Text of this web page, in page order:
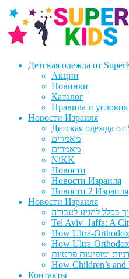
Перейти
навигации
Перейти
содержимому
Детская одежда от
Акции
Новинки
Каталог
Правила и условия
Новости Израиля
מאמרים
מאמרים
NiKK
Новости
Новости Израиля
Новости 2 Израиля
Новости Израиля
Tel Aviv–Jaffa: A
How Ultra-
How Ultra-
ומופיעות פרטיות
How Children’s
Контакты